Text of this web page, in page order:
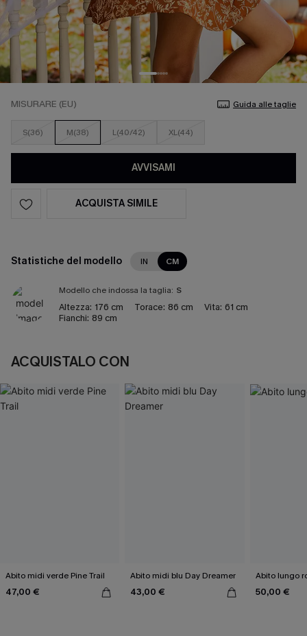
MISURARE (EU) Guida alle taglie
S(36) M(38) L(40/42) XL(44)
AVVISAMI
ACQUISTA SIMILE
Statistiche del modello IN CM
Modello che indossa la taglia: S
Altezza: 176 cm Torace: 86 cm Vita: 61 cm
Fianchi: 89 cm
ACQUISTALO CON
Abito midi verde Pine Trail
47,00 €
Abito midi blu Day Dreamer
43,00 €
Abito lungo
50,00 €